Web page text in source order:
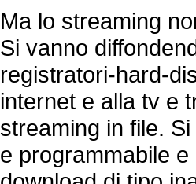
Ma lo streaming
Si vanno
registratori-hard-
internet e alla tv e
streaming in file.
e programmabile